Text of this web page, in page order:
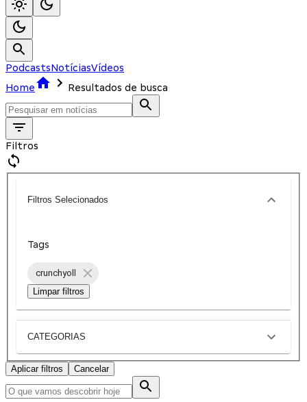
PodcastsNotíciasVídeos
Home
Resultados de busca
Filtros
Filtros Selecionados
Tags
crunchyoll
Limpar filtros
CATEGORIAS
Aplicar filtros Cancelar